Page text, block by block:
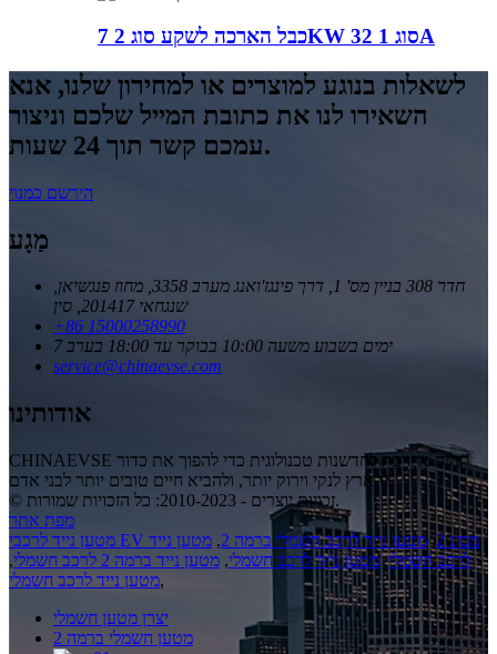
כבל הארכה לשקע סוג 2 7KW סוג 1 32A
לשאלות בנוגע למוצרים או למחירון שלנו, אנא
השאירו לנו את כתובת המייל שלכם וניצור
עמכם קשר תוך 24 שעות.
הירשם כמנוי
מַגָע
חדר 308 בניין מס' 1, דרך פינגז'ואנג מערב 3358, מחוז פנגשיאן,
שנגחאי 201417, סין
+86 15000258990
7 ימים בשבוע משעה 10:00 בבוקר עד 18:00 בערב
service@chinaevse.com
אודותינו
CHINAEVSE תהיה מחויבת לחדשנות טכנולוגית כדי להפוך את כדור
הארץ לנקי וירוק יותר, ולהביא חיים טובים יותר לבני אדם!
© זכויות יוצרים - 2010-2023: כל הזכויות שמורות.
מפת אתר
מטען נייד לרכבי EV מסוג 2 ,מטען נייד לרכב חשמלי ברמה 2 , מטען נייד
לרכב חשמלי,מטען נייד לרכב חשמלי, מטען נייד ברמה 2 לרכב חשמלי
,
מטען נייד לרכב חשמלי,
יצרן מטען חשמלי
מטען חשמלי ברמה 2